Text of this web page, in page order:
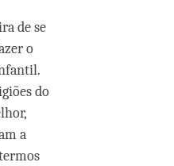
de se
o
do
a